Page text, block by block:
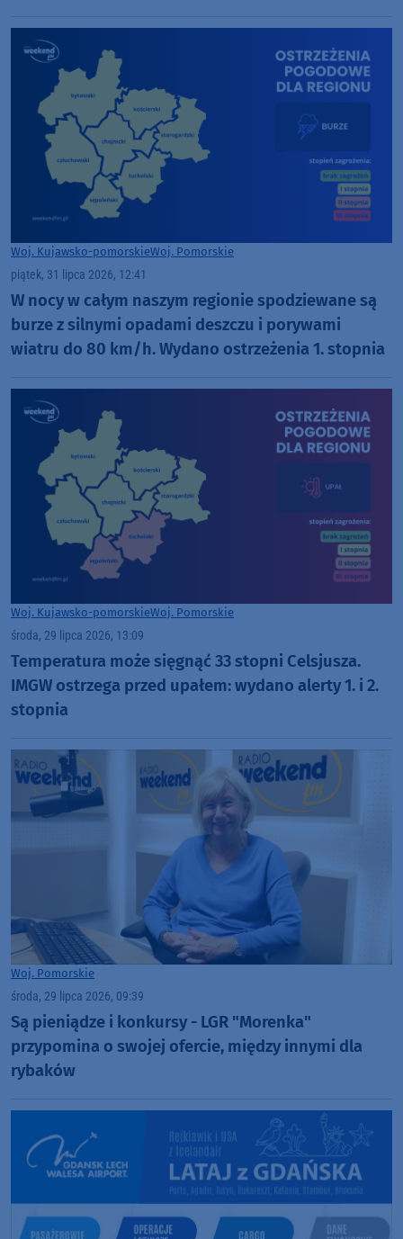
Woj. Kujawsko-pomorskieWoj. Pomorskie
piątek, 31 lipca 2026, 12:41
W nocy w całym naszym regionie spodziewane są
burze z silnymi opadami deszczu i porywami
wiatru do 80 km/h. Wydano ostrzeżenia 1. stopnia
Woj. Kujawsko-pomorskieWoj. Pomorskie
środa, 29 lipca 2026, 13:09
Temperatura może sięgnąć 33 stopni Celsjusza.
IMGW ostrzega przed upałem: wydano alerty 1. i 2.
stopnia
Woj. Pomorskie
środa, 29 lipca 2026, 09:39
Są pieniądze i konkursy - LGR "Morenka"
przypomina o swojej ofercie, między innymi dla
rybaków